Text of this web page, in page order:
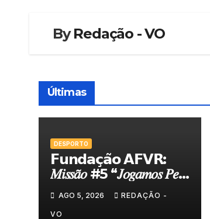
ByRedação - VO
Últimas
DESPORTO
𝗙𝘂𝗻𝗱𝗮𝗰̧𝗮̃𝗼 𝗔𝗙𝗩𝗥:
𝑀𝑖𝑠𝑠𝑎̃𝑜 #5 “𝐽𝑜𝑔𝑎𝑚𝑜𝑠 𝑃𝑒𝑙𝑎
AGO 5, 2026 REDAÇÃO -
VO